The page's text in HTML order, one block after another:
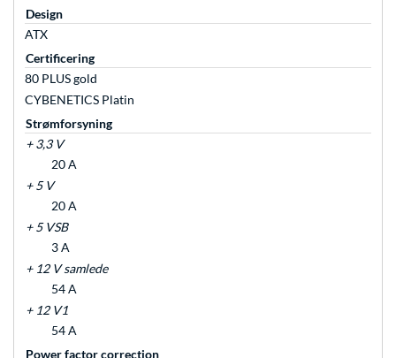
Design
ATX
Certificering
80 PLUS gold
CYBENETICS Platin
Strømforsyning
+ 3,3 V
20 A
+ 5 V
20 A
+ 5 VSB
3 A
+ 12 V samlede
54 A
+ 12 V1
54 A
Power factor correction